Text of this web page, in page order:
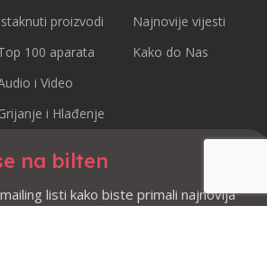
Istaknuti proizvodi
100 aparata
i Video
i Hlađenje
Najnovije vijesti
Kako do Nas
na bilten
listi kako biste primali najnovija